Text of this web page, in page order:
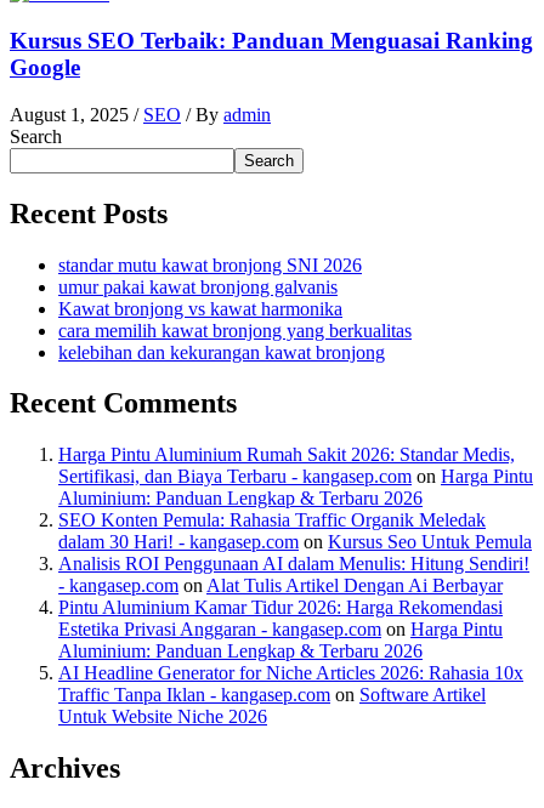
Kursus SEO Terbaik: Panduan Menguasai Ranking
Google
August 1, 2025 / SEO / By admin
Search
Search
Recent Posts
standar mutu kawat bronjong SNI 2026
umur pakai kawat bronjong galvanis
Kawat bronjong vs kawat harmonika
cara memilih kawat bronjong yang berkualitas
kelebihan dan kekurangan kawat bronjong
Recent Comments
Harga Pintu Aluminium Rumah Sakit 2026: Standar Medis,
Sertifikasi, dan Biaya Terbaru - kangasep.com on Harga Pintu
Aluminium: Panduan Lengkap & Terbaru 2026
SEO Konten Pemula: Rahasia Traffic Organik Meledak
dalam 30 Hari! - kangasep.com on Kursus Seo Untuk Pemula
Analisis ROI Penggunaan AI dalam Menulis: Hitung Sendiri!
- kangasep.com on Alat Tulis Artikel Dengan Ai Berbayar
Pintu Aluminium Kamar Tidur 2026: Harga Rekomendasi
Estetika Privasi Anggaran - kangasep.com on Harga Pintu
Aluminium: Panduan Lengkap & Terbaru 2026
AI Headline Generator for Niche Articles 2026: Rahasia 10x
Traffic Tanpa Iklan - kangasep.com on Software Artikel
Untuk Website Niche 2026
Archives